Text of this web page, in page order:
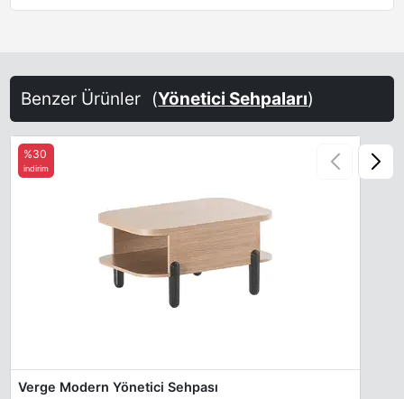
Benzer Ürünler (Yönetici Sehpaları)
Verge Modern Yönetici Sehpası
%30
indirim